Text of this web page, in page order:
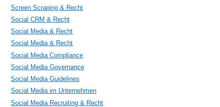
Screen Scraping & Recht
Social CRM & Recht
Social Media & Recht
Social Media & Recht
Social Media Compliance
Social Media Governance
Social Media Guidelines
Social Media im Unternehmen
Social Media Recruiting & Recht